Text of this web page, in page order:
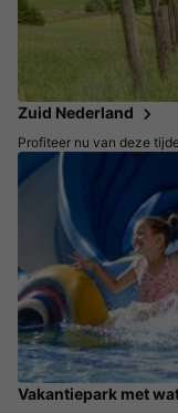
Zuid Nederland
Profiteer nu van deze
Vakantiepark met